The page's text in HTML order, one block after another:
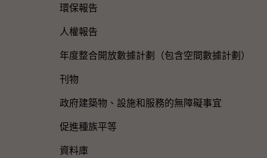
環保報告
人權報告
年度整合開放數據計劃（包含空間數據計劃）
刊物
政府建築物、設施和服務的無障礙事宜
促進種族平等
資料庫